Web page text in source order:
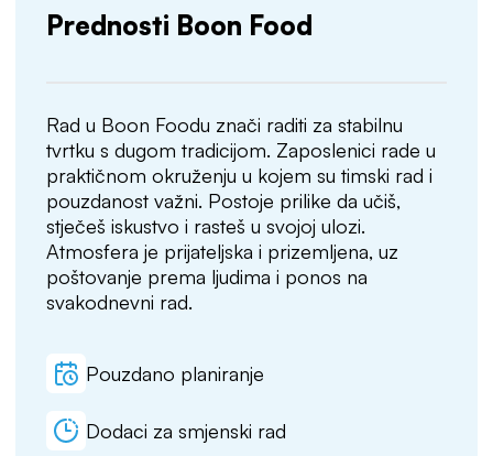
Prednosti Boon Food
Rad u Boon Foodu znači raditi za stabilnu
tvrtku s dugom tradicijom. Zaposlenici rade u
praktičnom okruženju u kojem su timski rad i
pouzdanost važni. Postoje prilike da učiš,
stječeš iskustvo i rasteš u svojoj ulozi.
Atmosfera je prijateljska i prizemljena, uz
poštovanje prema ljudima i ponos na
svakodnevni rad.
Pouzdano planiranje
Dodaci za smjenski rad